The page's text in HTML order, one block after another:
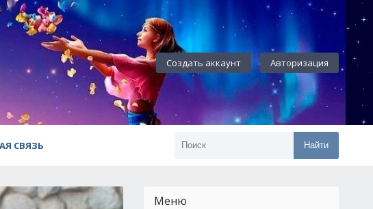
Создать аккаунт Авторизация
СВЯЗЬ Найти
Меню